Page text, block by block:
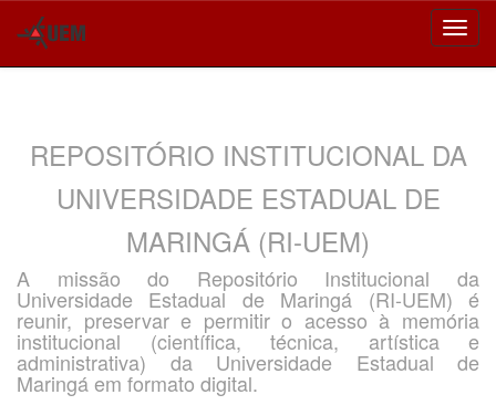
REPOSITÓRIO INSTITUCIONAL DA
UNIVERSIDADE ESTADUAL DE
MARINGÁ (RI-UEM)
A missão do Repositório Institucional da
Universidade Estadual de Maringá (RI-UEM) é
reunir, preservar e permitir o acesso à memória
institucional (científica, técnica, artística e
administrativa) da Universidade Estadual de
Maringá em formato digital.